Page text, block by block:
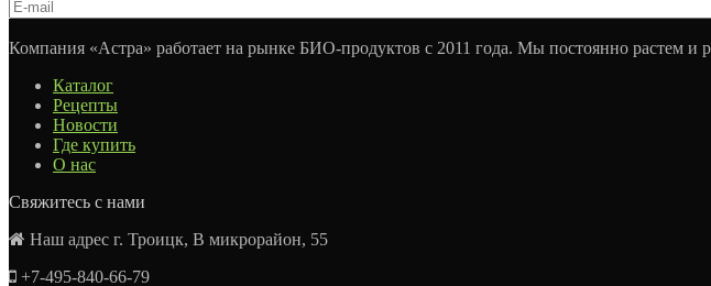
Компания «Астра» работает на рынке БИО-продуктов с 2011 года. Мы постоянно растем и
Каталог
Рецепты
Новости
Где купить
О нас
Свяжитесь с нами
Наш адрес г. Троицк, В микрорайон, 55
+7-495-840-66-79